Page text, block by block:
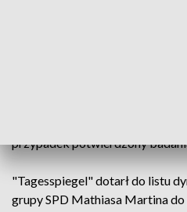
przypadek potwierdzony
"Tagesspiegel" dotarł do listu
grupy SPD Mathiasa Martina